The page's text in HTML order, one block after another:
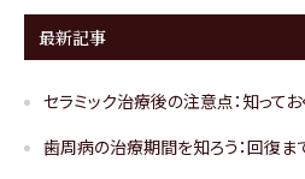
最新記事
セラミック治療後の注意点：知って
歯周病の治療期間を知ろう：回復ま